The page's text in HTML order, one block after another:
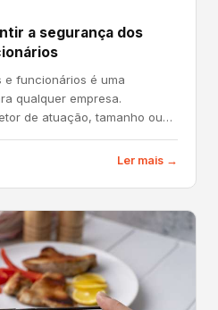
a segurança dos
e funcionários é uma
qualquer empresa.
de atuação, tamanho ou
Ler mais →